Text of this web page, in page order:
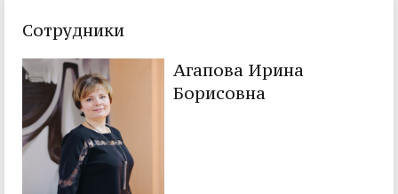
Сотрудники
Агапова Ирина
Борисовна